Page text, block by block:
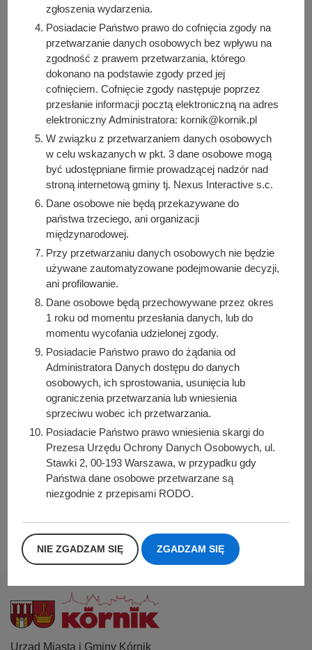
ubezpieczenie społeczne
w CRU przez okres 5 lat, licząc od końca roku, w którym
umowa zawarta z Administratorem przestała
obowiązywać. Po upływie tego okresu dane będą
usuwane z CRU.
Dane osobowe nie będą przekazywane do państwa
trzeciego, ani organizacji międzynarodowej.
Przy przetwarzaniu danych osobowych nie będzie
używane zautomatyzowane podejmowanie decyzji, ani
profilowanie.
Posiadacie Państwo prawo dostępu do treści swoich
danych, prawo ich sprostowania, prawo do usunięcia
danych, jeżeli nie zachodzą przesłanki prawne do ich
przetwarzania, prawo do ograniczenia przetwarzania
danych.
Posiadacie Państwo prawo wniesienia skargi do
Prezesa Urzędu Ochrony Danych Osobowych,
w przypadku, gdy Państwa dane osobowe
przetwarzane są niezgodnie z przepisami RODO.
Osoba odpowiedzialna za treść:
Agnieszka Lewicka-Bachman
Osoba odpowiedzialna za publikację:
Bartosz Przybylski
Data wytworzenia:
2026-07-01 08:42:41
Data publikacji:
2026-07-01 08:44:02
2026-07-01 08:44:02
Urząd Miasta i Gminy Kórnik
zgłoszenia wydarzenia.
Posiadacie Państwo prawo do cofnięcia zgody na
przetwarzanie danych osobowych bez wpływu na
zgodność z prawem przetwarzania, którego
dokonano na podstawie zgody przed jej
cofnięciem. Cofnięcie zgody następuje poprzez
przesłanie informacji pocztą elektroniczną na adres
elektroniczny Administratora: kornik@kornik.pl
W związku z przetwarzaniem danych osobowych
w celu wskazanych w pkt. 3 dane osobowe mogą
być udostępniane firmie prowadzącej nadzór nad
stroną internetową gminy tj. Nexus Interactive s.c.
Dane osobowe nie będą przekazywane do
państwa trzeciego, ani organizacji
międzynarodowej.
Przy przetwarzaniu danych osobowych nie będzie
używane zautomatyzowane podejmowanie decyzji,
ani profilowanie.
Dane osobowe będą przechowywane przez okres
1 roku od momentu przesłania danych, lub do
momentu wycofania udzielonej zgody.
Posiadacie Państwo prawo do żądania od
Administratora Danych dostępu do danych
osobowych, ich sprostowania, usunięcia lub
ograniczenia przetwarzania lub wniesienia
sprzeciwu wobec ich przetwarzania.
Posiadacie Państwo prawo wniesienia skargi do
Prezesa Urzędu Ochrony Danych Osobowych, ul.
Stawki 2, 00-193 Warszawa, w przypadku gdy
Państwa dane osobowe przetwarzane są
niezgodnie z przepisami RODO.
NIE ZGADZAM SIĘ ZGADZAM SIĘ